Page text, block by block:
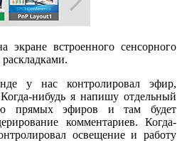
экране встроенного сенсорного
у нас контролировал эфир,
нибудь я напишу отдельный
прямых эфиров и там будет
комментариев. Когда-
освещение и работу